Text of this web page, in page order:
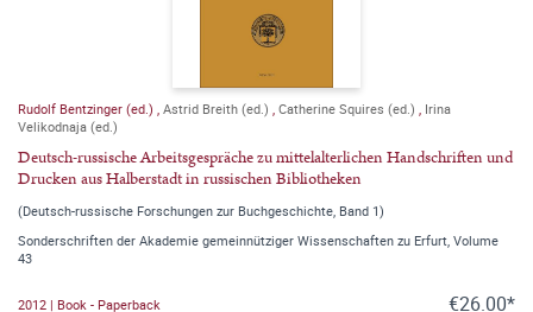
Rudolf Bentzinger (ed.) , Astrid Breith (ed.) , Catherine Squires (ed.) , Irina
Velikodnaja (ed.)
Deutsch-russische Arbeitsgespräche zu mittelalterlichen Handschriften und
Drucken aus Halberstadt in russischen Bibliotheken
(Deutsch-russische Forschungen zur Buchgeschichte, Band 1)
Sonderschriften der Akademie gemeinnütziger Wissenschaften zu Erfurt, Volume
43
2012 | Book - Paperback €26.00*